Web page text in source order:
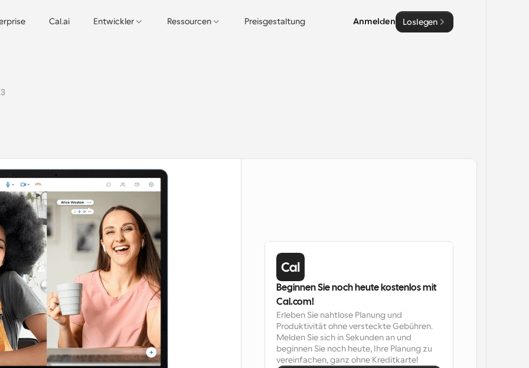
Cal.ai Entwickler Ressourcen Preisgestaltung Anmelden Loslegen
Beginnen Sie noch heute kostenlos mit
Cal.com!
Erleben Sie nahtlose Planung und
Produktivität ohne versteckte Gebühren.
Melden Sie sich in Sekunden an und
beginnen Sie noch heute, Ihre Planung zu
vereinfachen, ganz ohne Kreditkarte!